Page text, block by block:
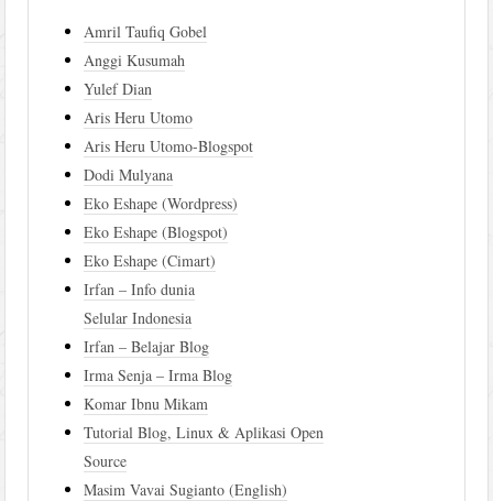
Amril Taufiq Gobel
Anggi Kusumah
Yulef Dian
Aris Heru Utomo
Aris Heru Utomo-Blogspot
Dodi Mulyana
Eko Eshape (Wordpress)
Eko Eshape (Blogspot)
Eko Eshape (Cimart)
Irfan – Info dunia
Selular Indonesia
Irfan – Belajar Blog
Irma Senja – Irma Blog
Komar Ibnu Mikam
Tutorial Blog, Linux & Aplikasi Open
Source
Masim Vavai Sugianto (English)